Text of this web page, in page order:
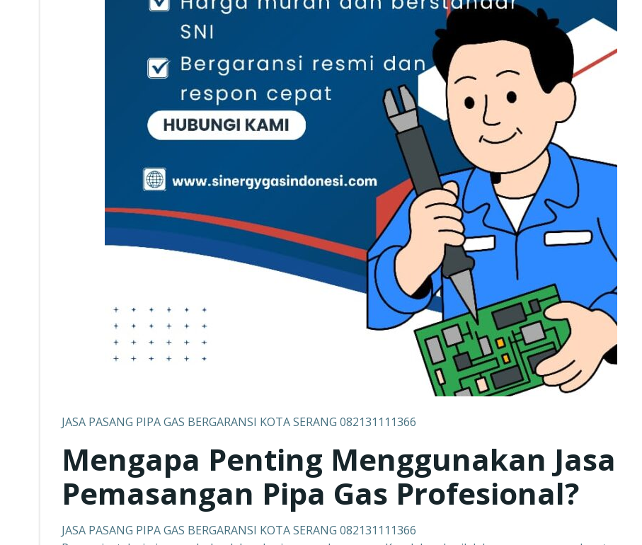
JASA PASANG PIPA GAS BERGARANSI KOTA SERANG 082131111366
Mengapa Penting Menggunakan Jasa
Pemasangan Pipa Gas Profesional?
JASA PASANG PIPA GAS BERGARANSI KOTA SERANG 082131111366